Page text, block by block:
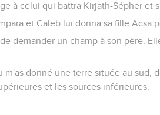
à celui qui battra Kirjath-Sépher et
et Caleb lui donna sa fille Acsa
demander un champ à son père.
m'as donné une terre située au sud,
et les sources inférieures.